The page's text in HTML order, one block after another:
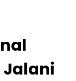
Jalani